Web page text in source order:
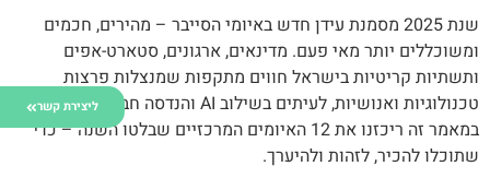
ליצירת קשר
שנת 2025 מסמנת עידן חדש באיומי הסייבר – מהירים, חכמים
ומשוכללים יותר מאי פעם. מדינאים, ארגונים, סטארט-אפים
ותשתיות קריטיות בישראל חווים מתקפות שמנצלות פרצות
טכנולוגיות ואנושיות, לעיתים בשילוב AI והנדסה חברתית מתקדמת.
במאמר זה ריכזנו את 12 האיומים המרכזיים שבלטו השנה – כדי
שתוכלו להכיר, לזהות ולהיערך.